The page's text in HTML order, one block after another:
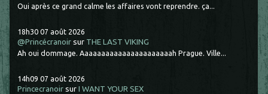
Oui après ce grand calme les affaires vont reprendre. ça...
18h30 07 août 2026
@Princécranoir sur THE LAST VIKING
Ah oui dommage. Aaaaaaaaaaaaaaaaaaaaaah Prague. Ville...
14h09 07 août 2026
Princecranoir surI WANT YOUR SEX